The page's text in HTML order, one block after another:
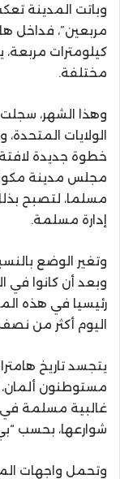
وباتت المدينة
مختلفة.
وهذا الشهر،
خطوة جديدة
مجلس مدينة
مسلما، لتصبح
إدارة مسلمة.
وتغير الوضع
وبعد أن كانوا في
رئيسيا في هذه
اليوم أكثر من
يتجسد تاريخ
مستوطنون
غالبية مسلمة في
شوارعها، بحسب
وتحمل واجهات